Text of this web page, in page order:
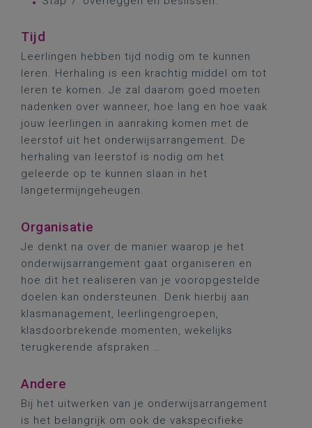
Tijd
Leerlingen hebben tijd nodig om te kunnen
leren. Herhaling is een krachtig middel om tot
leren te komen. Je zal daarom goed moeten
nadenken over wanneer, hoe lang en hoe vaak
jouw leerlingen in aanraking komen met de
leerstof uit het onderwijsarrangement. De
herhaling van leerstof is nodig om het
geleerde op te kunnen slaan in het
langetermijngeheugen.
Organisatie
Je denkt na over de manier waarop je het
onderwijsarrangement gaat organiseren en
hoe dit het realiseren van je vooropgestelde
doelen kan ondersteunen. Denk hierbij aan
klasmanagement, leerlingengroepen,
klasdoorbrekende momenten, wekelijks
terugkerende afspraken …
Andere
Bij het uitwerken van je onderwijsarrangement
is het belangrijk om ook de vakspecifieke